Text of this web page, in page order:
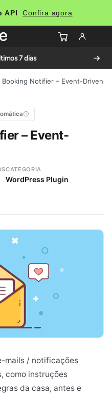
API Confira agora
7 dias
Booking Notifier – Event-Driven
– Event-
CATEGORIA
WordPress Plugin
mails / notificações
como instruções
da casa, antes e